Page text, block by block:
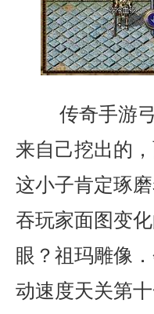
传奇手游
来自己挖出的
这小子肯定琢
吞玩家面图变
眼？祖玛雕像
动速度天关第